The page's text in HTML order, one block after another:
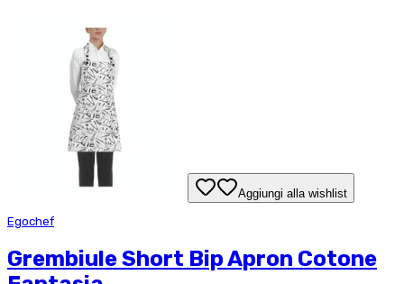
Aggiungi alla wishlist
Egochef
Grembiule Short Bip Apron Cotone